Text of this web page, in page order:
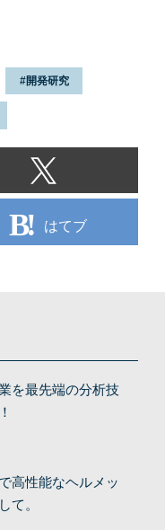
開発研究
はてブ
を最先端の分析技
高性能なヘルメッ
て。